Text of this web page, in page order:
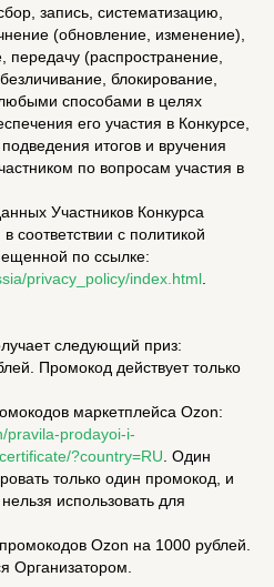
запись, систематизацию,
(обновление, изменение),
передачу (распространение,
блокирование,
способами в целях
его участия в Конкурсе,
итогов и вручения
по вопросам участия в
Участников Конкурса
соответствии с политикой
по ссылке:
privacy_policy/index.html
следующий приз:
Промокод действует только
маркетплейса Ozon:
pravila-prodayoi-i-
?country=RU . Один
только один промокод, и
использовать для
Ozon на 1000 рублей.
Организатором.